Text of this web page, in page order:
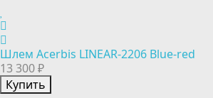
Шлем Acerbis LINEAR-2206 Blue-red
13 300 ₽
Купить